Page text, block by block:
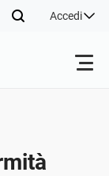
Accedi